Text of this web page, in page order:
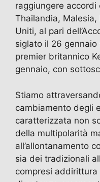
raggiungere accordi
Thailandia, Malesia,
Uniti, al pari
siglato il 26
premier britannico
gennaio, con
Stiamo
cambiamento degli
caratterizzata non
della multipolarità
all’allontanamento
sia dei tradizionali
compresi addirittura